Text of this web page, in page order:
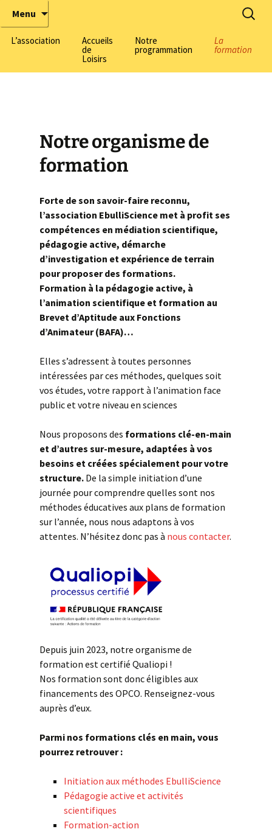
ÉbulliScience
Tous chercheurs, toutes chercheuses !
Menu
L’association
L’équipe Découvrez notre équipe
Nos champs
Labomobils
Parcours Scientifiques
Parlons Sciences, le
podcast de la médiation
Nous soutenir
Accueils
de
Loisirs
Centre
Inscriptions
Notre
programmation
La
formation
Notre organisme de
formation
Forte de son savoir-faire reconnu,
l’association EbulliScience met à profit ses
compétences en médiation scientifique,
pédagogie active, démarche
d’investigation et expérience de terrain
pour proposer des formations.
Formation à la pédagogie active, à
l’animation scientifique et formation au
Brevet d’Aptitude aux Fonctions
d’Animateur (BAFA)…
Elles s’adressent à toutes personnes
intéressées par ces méthodes, quelques soit
vos études, votre rapport à l’animation face
public et votre niveau en sciences
Nous proposons des formations clé-en-main
et d’autres sur-mesure, adaptées à vos
besoins et créées spécialement pour votre
structure.De la simple initiation d’une
journée pour comprendre quelles sont nos
méthodes éducatives aux plans de formation
sur l’année, nous nous adaptons à vos
attentes. N’hésitez donc pas à nous contacter.
Depuis juin 2023, notre organisme de
formation est certifié Qualiopi !
Nos formation sont donc éligibles aux
financements des OPCO. Renseignez-vous
auprès d’eux.
Parmi nos formations clés en main, vous
pourrez retrouver :
Initiation aux méthodes EbulliScience
Pédagogie active et activités
scientifiques
Formation-action